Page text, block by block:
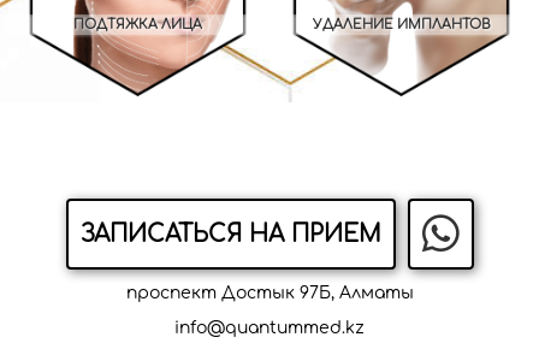
ПОДТЯЖКА ЛИЦА УДАЛЕНИЕ ИМПЛАНТОВ
ЗАПИСАТЬСЯ НА ПРИЕМ
проспект Достык 97Б, Алматы
info@quantummed.kz